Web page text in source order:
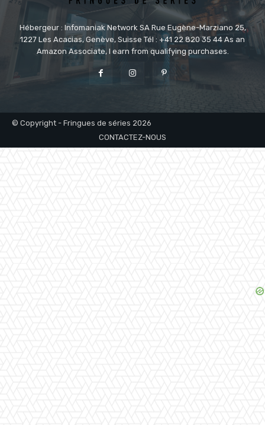
Hébergeur : Infomaniak Network SA Rue Eugène-Marziano 25,
1227 Les Acacias, Genève, Suisse Tél : +41 22 820 35 44 As an
Amazon Associate, I earn from qualifying purchases.
© Copyright - Fringues de séries 2026
CONTACTEZ-NOUS